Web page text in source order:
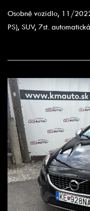
Osobné vozidlo, 11/
PS), SUV, 7st.